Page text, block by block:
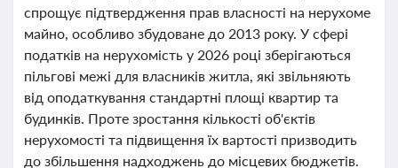
спрощує підтвердження прав власності на нерухоме
майно, особливо збудоване до 2013 року. У сфері
податків на нерухомість у 2026 році зберігаються
пільгові межі для власників житла, які звільняють
від оподаткування стандартні площі квартир та
будинків. Проте зростання кількості об'єктів
нерухомості та підвищення їх вартості призводить
до збільшення надходжень до місцевих бюджетів.